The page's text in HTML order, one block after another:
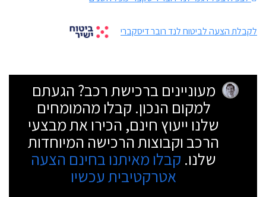
לקבלת הצעה לביטוח לנד רובר דיסקברי
מעוניינים ברכישת רכב? הגעתם
למקום הנכון. קבלו מהמומחים
שלנו ייעוץ חינם, הכירו את מבצעי
הרכב וקבוצות הרכישה המיוחדות
שלנו. קבלו מאיתנו בחינם הצעה
אטרקטיבית עכשיו